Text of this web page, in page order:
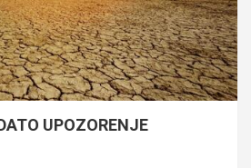
UPOZORENJE